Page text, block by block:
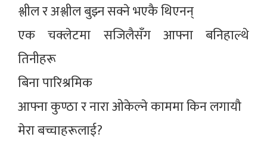
श्लील र अश्लील बुझ्न सक्ने भएकै थिएनन्
एक चक्लेटमा सजिलैसँग आफ्ना बनिहाल्थे
तिनीहरू
बिना पारिश्रमिक
आफ्ना कुण्ठा र नारा ओकेल्ने काममा किन लगायौ
मेरा बच्चाहरूलाई?